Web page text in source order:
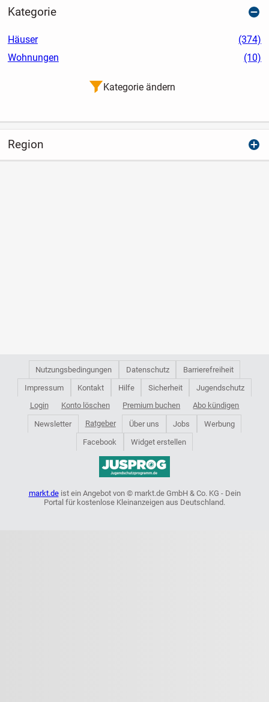
Kategorie
Häuser
(374)
Wohnungen
(10)
Kategorie ändern
Region
Nutzungsbedingungen Datenschutz
Barrierefreiheit
Impressum
Kontakt Hilfe Sicherheit
Jugendschutz
Login
Konto löschen Premium buchen Abo kündigen
Newsletter Ratgeber Über uns Jobs
Werbung
Facebook
Widget erstellen
markt.deist ein Angebot von © markt.de GmbH & Co. KG - Dein
Portal für kostenlose Kleinanzeigen aus Deutschland.